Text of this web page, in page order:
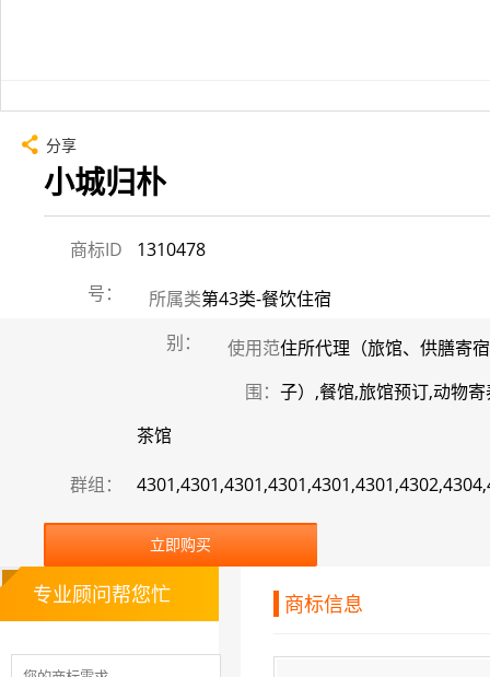
分享
小城归朴
商标ID
号：
1310478
所属类
别：
第43类-餐饮住宿
使用范
围：
住所代理（旅馆、供膳寄
子）,餐馆,旅馆预订,动物
茶馆
群组：
立即购买
商标信息
专业顾问帮您忙